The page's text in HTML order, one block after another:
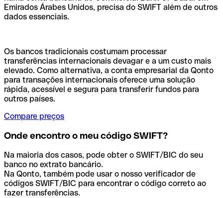
Emirados Árabes Unidos, precisa do SWIFT além de outros
dados essenciais.
Os bancos tradicionais costumam processar
transferências internacionais devagar e a um custo mais
elevado. Como alternativa, a conta empresarial da Qonto
para transações internacionais oferece uma solução
rápida, acessível e segura para transferir fundos para
outros países.
Compare preços
Onde encontro o meu código SWIFT?
Na maioria dos casos, pode obter o SWIFT/BIC do seu
banco no extrato bancário.
Na Qonto, também pode usar o nosso verificador de
códigos SWIFT/BIC para encontrar o código correto ao
fazer transferências.